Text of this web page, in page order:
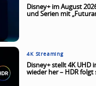
Disney+ im August
und Serien mit
4K Streaming
Disney+ stellt 4K UHD
wieder her – HDR folgt